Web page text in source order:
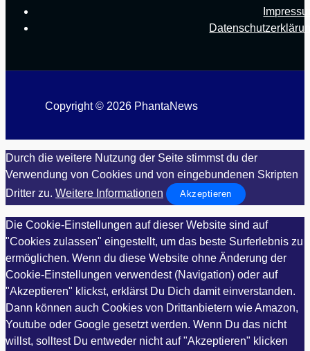
Copyright © 2026 PhantaNews
Durch die weitere Nutzung der Seite stimmst du der
Verwendung von Cookies und von eingebundenen Skripten
Dritter zu. Weitere Informationen Akzeptieren
Die Cookie-Einstellungen auf dieser Website sind auf
"Cookies zulassen" eingestellt, um das beste Surferlebnis zu
ermöglichen. Wenn du diese Website ohne Änderung der
Cookie-Einstellungen verwendest (Navigation) oder auf
"Akzeptieren" klickst, erklärst Du Dich damit einverstanden.
Dann können auch Cookies von Drittanbietern wie Amazon,
Youtube oder Google gesetzt werden. Wenn Du das nicht
willst, solltest Du entweder nicht auf "Akzeptieren" klicken